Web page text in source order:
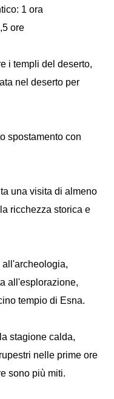
1 ora
ore
i templi del deserto,
nel deserto per
spostamento con
una visita di almeno
ricchezza storica e
all'archeologia,
all'esplorazione,
tempio di Esna.
stagione calda,
nelle prime ore
sono più miti.